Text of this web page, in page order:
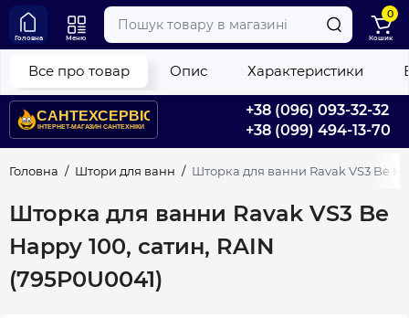
+38 (096) 093-32-32
+38 (099) 494-13-70
Головна Меню
0
Кошик
Головна Штори для ванн Шторка для ванни Ravak VS3 Be
Шторка для ванни Ravak VS3 Be
Happy 100, сатин, RAIN
(795P0U0041)
Все про товар Опис Характеристики